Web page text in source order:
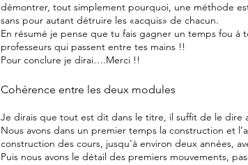
démontrer, tout simplement pourquoi, une méthode
sans pour autant détruire les «acquis» de chacun.
En résumé je pense que tu fais gagner un temps fou à
professeurs qui passent entre tes mains !!
Pour conclure je dirai….Merci !!
Cohérence entre les deux modules
Je dirais que tout est dit dans le titre, il suffit de le dire
Nous avons dans un premier temps la construction et
construction des cours, jusqu'à environ deux années,
Puis nous avons le détail des premiers mouvements,